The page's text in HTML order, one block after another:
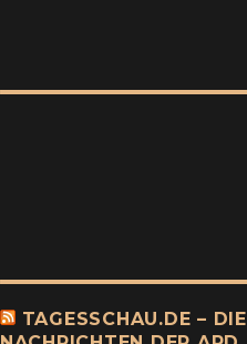
TAGESSCHAU.DE – DIE